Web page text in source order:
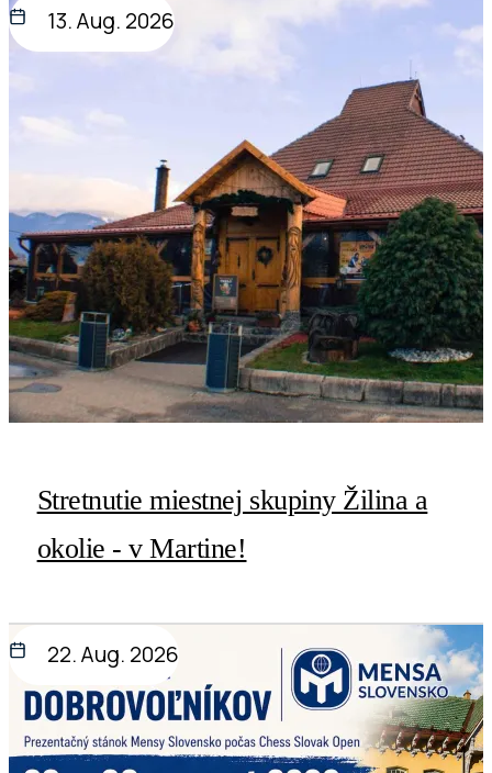
13. Aug. 2026
Stretnutie miestnej skupiny Žilina a
okolie - v Martine!
22. Aug. 2026